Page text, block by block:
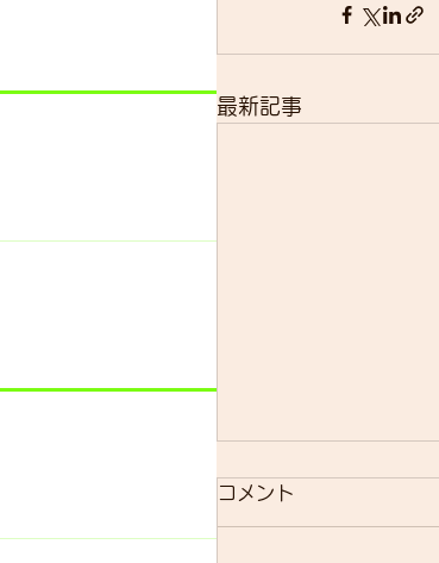
最新記事
明日のsmrについて
コメント